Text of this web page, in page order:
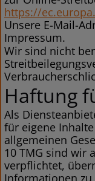
https://
Unsere E-Mail-
Impressum.
Wir sind nicht
Haftung
Als
für eigene
allgemeinen
10 TMG sind wir
verpflichtet,
Informationen